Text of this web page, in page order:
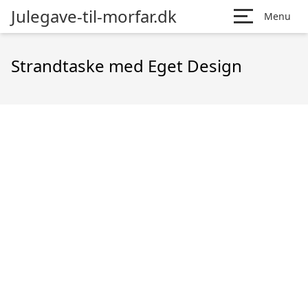
Julegave-til-morfar.dk Menu
Strandtaske med Eget Design